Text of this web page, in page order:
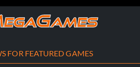
FOR FEATURED GAMES